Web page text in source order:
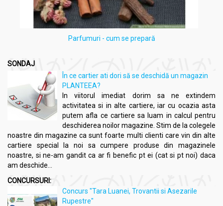
Parfumuri - cum se prepară
SONDAJ
În ce cartier ati dori să se deschidă un magazin
PLANTEEA?
In viitorul imediat dorim sa ne extindem
activitatea si in alte cartiere, iar cu ocazia asta
putem afla ce cartiere sa luam in calcul pentru
deschiderea noilor magazine. Stim de la colegele
noastre din magazine ca sunt foarte multi clienti care vin din alte
cartiere special la noi sa cumpere produse din magazinele
noastre, si ne-am gandit ca ar fi benefic pt ei (cat si pt noi) daca
am deschide...
CONCURSURI:
Concurs "Tara Luanei, Trovantii si Asezarile
Rupestre"